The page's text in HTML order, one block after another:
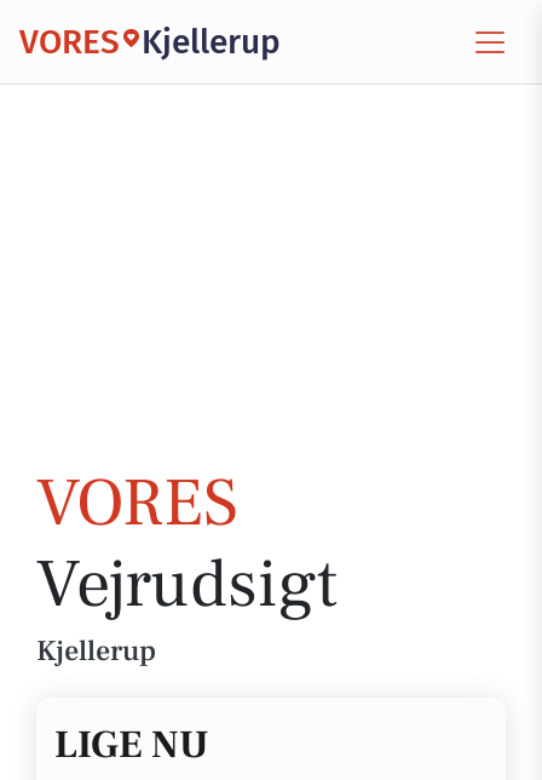
VORES Kjellerup
VORES
Vejrudsigt
Kjellerup
LIGE NU